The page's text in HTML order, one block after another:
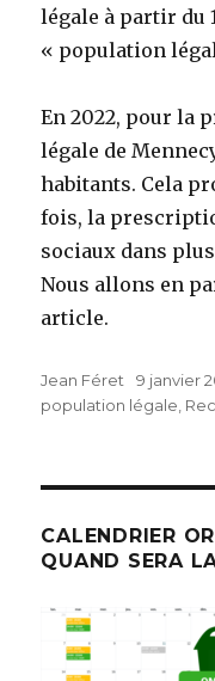
légale à partir du
« population
En 2022, pour la
légale de
habitants. Cela
fois, la
sociaux dans
Nous allons en
article.
Auteur
Jean Féret
Publié
le
9 janvier
population légale
CALENDRIER
QUAND SERA